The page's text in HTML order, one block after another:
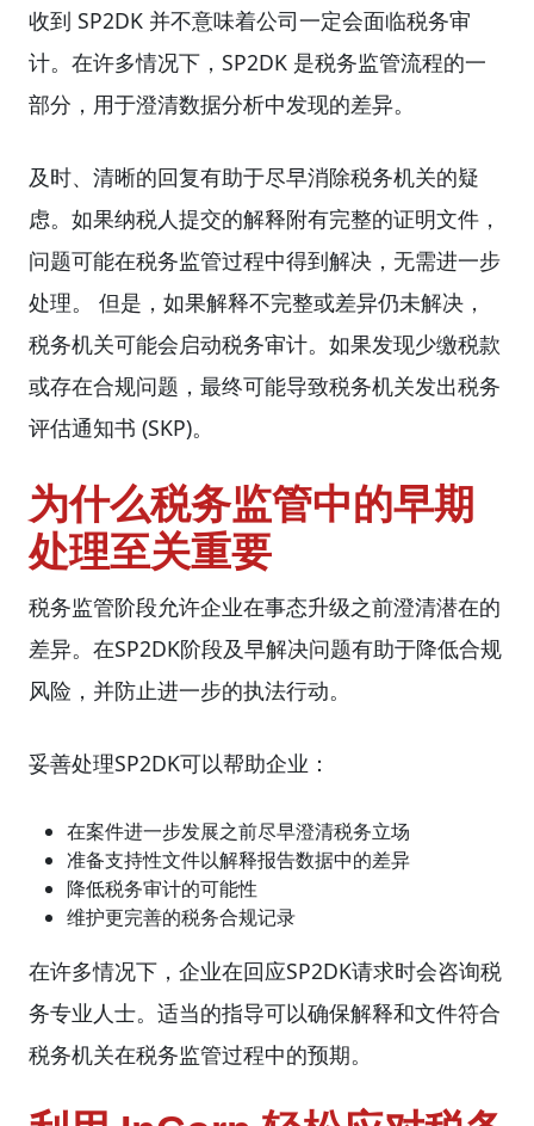
收到 SP2DK 并不意味着公司一定会面临税务审
计。在许多情况下，SP2DK 是税务监管流程的一
部分，用于澄清数据分析中发现的差异。
及时、清晰的回复有助于尽早消除税务机关的疑
虑。如果纳税人提交的解释附有完整的证明文件，
问题可能在税务监管过程中得到解决，无需进一步
处理。 但是，如果解释不完整或差异仍未解决，
税务机关可能会启动税务审计。如果发现少缴税款
或存在合规问题，最终可能导致税务机关发出税务
评估通知书 (SKP)。
为什么税务监管中的早期
处理至关重要
税务监管阶段允许企业在事态升级之前澄清潜在的
差异。在SP2DK阶段及早解决问题有助于降低合规
风险，并防止进一步的执法行动。
妥善处理SP2DK可以帮助企业：
在案件进一步发展之前尽早澄清税务立场
准备支持性文件以解释报告数据中的差异
降低税务审计的可能性
维护更完善的税务合规记录
在许多情况下，企业在回应SP2DK请求时会咨询税
务专业人士。适当的指导可以确保解释和文件符合
税务机关在税务监管过程中的预期。